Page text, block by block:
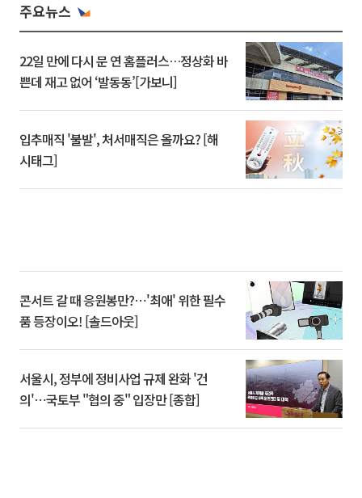
주요뉴스
22일 만에 다시 문 연 홈플러스…정상화 바
쁜데 재고 없어 ‘발동동’[가보니]
입추매직 '불발', 처서매직은 올까요? [해
시태그]
콘서트 갈 때 응원봉만?⋯'최애' 위한 필수
품 등장이오! [솔드아웃]
서울시, 정부에 정비사업 규제 완화 '건
의'⋯국토부 "협의 중" 입장만 [종합]